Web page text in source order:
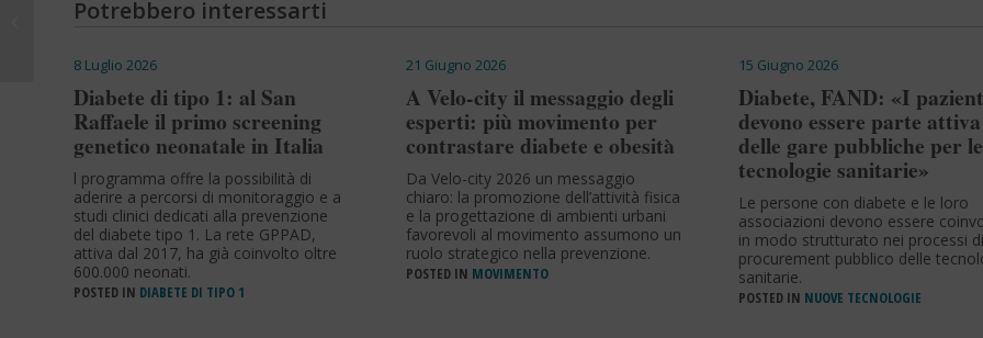
Potrebbero interessarti
8 Luglio 2026
Diabete di tipo 1: al San
Raffaele il primo screening
genetico neonatale in Italia
l programma offre la possibilità di
aderire a percorsi di monitoraggio e a
studi clinici dedicati alla prevenzione
del diabete tipo 1. La rete GPPAD,
attiva dal 2017, ha già coinvolto oltre
600.000 neonati.
POSTED IN DIABETE DI TIPO 1
21 Giugno 2026
A Velo-city il messaggio degli
esperti: più movimento per
contrastare diabete e obesità
Da Velo-city 2026 un messaggio
chiaro: la promozione dell’attività fisica
e la progettazione di ambienti urbani
favorevoli al movimento assumono un
ruolo strategico nella prevenzione.
POSTED IN MOVIMENTO
15 Giugno 2026
Diabete, FAND: «I
devono essere parte attiva
delle gare pubbliche per le
tecnologie sanitarie»
Le persone con diabete e le loro
associazioni devono essere
in modo strutturato nei processi di
procurement pubblico delle
sanitarie.
POSTED IN NUOVE TECNOLOGIE
mondiale della salute,